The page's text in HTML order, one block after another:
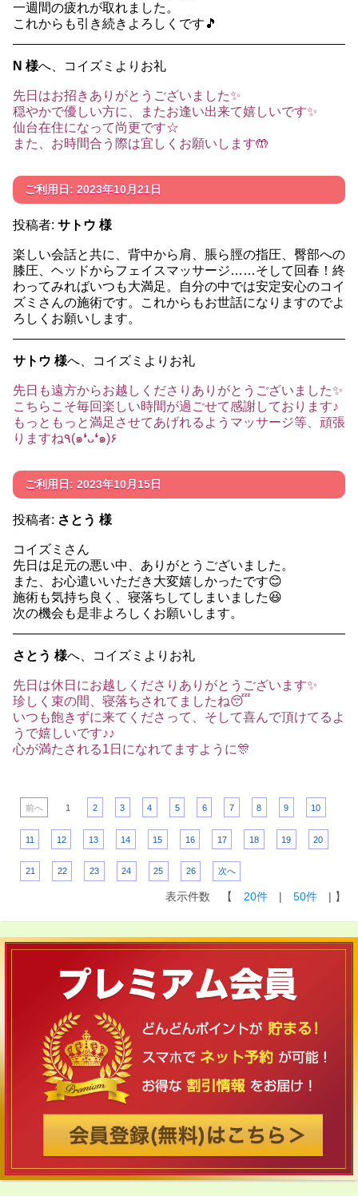
一週間の疲れが取れました。
これからも引き続きよろしくです🎵
N 様へ、コイズミよりお礼
先日はお招きありがとうございました✨
穏やかで優しい方に、またお逢い出来て嬉しいです✨
仙台在住になって尚更です☆
また、お時間合う際は宜しくお願いします🤲
ご利用日: 2023年10月21日
投稿者: サトウ 様
楽しい会話と共に、背中から肩、脹ら脛の指圧、臀部への
膝圧、ヘッドからフェイスマッサージ……そして回春！終
わってみればいつも大満足。自分の中では安定安心のコイ
ズミさんの施術です。これからもお世話になりますのでよ
ろしくお願いします。
サトウ 様へ、コイズミよりお礼
先日も遠方からお越しくださりありがとうございました✨
こちらこそ毎回楽しい時間が過ごせて感謝しております♪
もっともっと満足させてあげれるようマッサージ等、頑張
りますね٩(๑❛ᴗ❛๑)۶
ご利用日: 2023年10月15日
投稿者: さとう 様
コイズミさん
先日は足元の悪い中、ありがとうございました。
また、お心遣いいただき大変嬉しかったです😊
施術も気持ち良く、寝落ちしてしまいました😆
次の機会も是非よろしくお願いします。
さとう 様へ、コイズミよりお礼
先日は休日にお越しくださりありがとうございます✨
珍しく束の間、寝落ちされてましたね😴
いつも飽きずに来てくださって、そして喜んで頂けてるよ
うで嬉しいです♪♪
心が満たされる1日になれてますように🎊
前へ 1 2 3 4 5 6 7 8 9 10
11 12 13 14 15 16 17 18 19 20
21 22 23 24 25 26 次へ
表示件数 【 20件 | 50件 | 】